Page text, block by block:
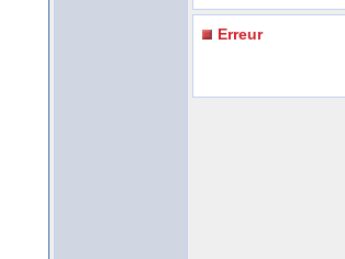
Erreur